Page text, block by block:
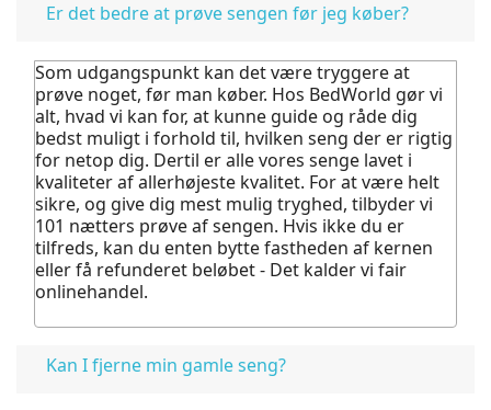
Er det bedre at prøve sengen før jeg køber?
Som udgangspunkt kan det være tryggere at
prøve noget, før man køber. Hos BedWorld gør vi
alt, hvad vi kan for, at kunne guide og råde dig
bedst muligt i forhold til, hvilken seng der er rigtig
for netop dig. Dertil er alle vores senge lavet i
kvaliteter af allerhøjeste kvalitet. For at være helt
sikre, og give dig mest mulig tryghed, tilbyder vi
101 nætters prøve af sengen. Hvis ikke du er
tilfreds, kan du enten bytte fastheden af kernen
eller få refunderet beløbet - Det kalder vi fair
onlinehandel.
Kan I fjerne min gamle seng?